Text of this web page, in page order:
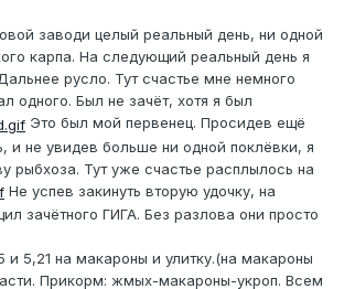
заводи целый реальный день, ни одной
карпа. На следующий реальный день я
русло. Тут счастье мне немного
одного. Был не зачёт, хотя я был
Это был мой первенец. Просидев ещё
и не увидев больше ни одной поклёвки, я
рыбхоза. Тут уже счастье расплылось на
Не успев закинуть вторую удочку, на
зачётного ГИГА. Без разлова они просто
и 5,21 на макароны и улитку.(на макароны
Прикорм: жмых-макароны-укроп. Всем